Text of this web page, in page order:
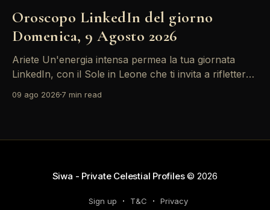
Oroscopo LinkedIn del giorno
Domenica, 9 Agosto 2026
Ariete Un'energia intensa permea la tua giornata
LinkedIn, con il Sole in Leone che ti invita a riflettere
dalla Luna in Gemelli, possono generare interazioni
09 ago 2026 7 min read
Siwa - Private Celestial Profiles© 2026
Sign up T&C Privacy